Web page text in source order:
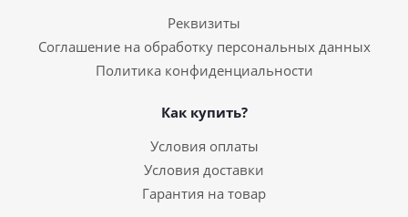
Реквизиты
Соглашение на обработку персональных данных
Политика конфиденциальности
Как купить?
Условия оплаты
Условия доставки
Гарантия на товар